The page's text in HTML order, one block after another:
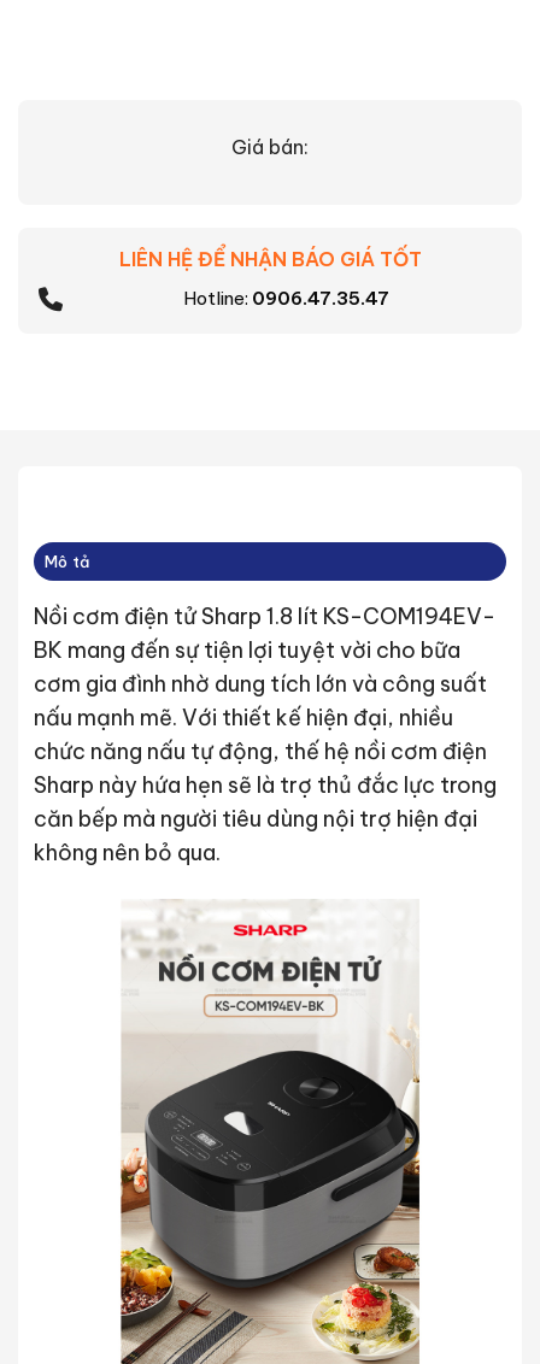
Giá bán:
LIÊN HỆ ĐỂ NHẬN BÁO GIÁ TỐT
Hotline: 0906.47.35.47
Mô tả
Nồi cơm điện tử Sharp 1.8 lít KS-COM194EV-
BK mang đến sự tiện lợi tuyệt vời cho bữa
cơm gia đình nhờ dung tích lớn và công suất
nấu mạnh mẽ. Với thiết kế hiện đại, nhiều
chức năng nấu tự động, thế hệ nồi cơm điện
Sharp này hứa hẹn sẽ là trợ thủ đắc lực trong
căn bếp mà người tiêu dùng nội trợ hiện đại
không nên bỏ qua.